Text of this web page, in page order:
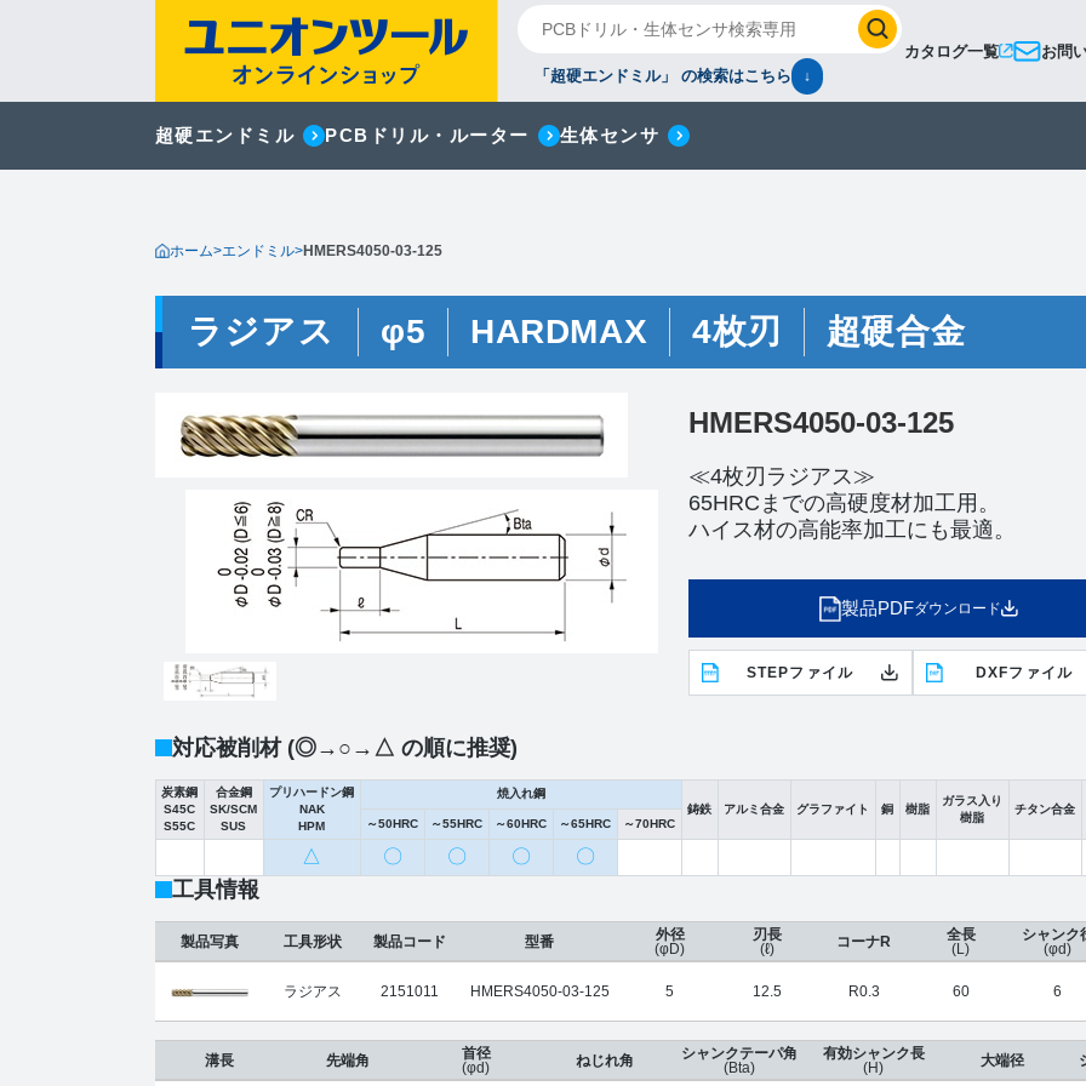
カタログ一覧
お問
「超硬エンドミル」 の検索はこちら
↓
超硬エンドミル PCBドリル・ルーター 生体センサ
ホーム>エンドミル>HMERS4050-03-125
ラジアス φ5 HARDMAX 4枚刃 超硬合金
HMERS4050-03-125
≪4枚刃ラジアス≫
65HRCまでの高硬度材加工用。
ハイス材の高能率加工にも最適。
製品PDFダウンロード
STEPファイル DXFファイル
対応被削材 (◎→○→△ の順に推奨)
炭素鋼
S45C
S55C
合金鋼
SK/SCM
SUS
プリハードン鋼
NAK
HPM
焼入れ鋼
鋳鉄
アルミ合金 グラファイト 銅 樹脂
ガラス入り
樹脂
チタン合金
～50HRC
～55HRC ～60HRC ～65HRC ～70HRC
△ 〇 〇 〇 〇
工具情報
製品写真 工具形状
ラジアス
製品コード
2151011
型番
HMERS4050-03-125
外径
(φD)
5
刃長
(ℓ)
12.5
コーナR
R0.3
全長
(L)
60
シャンク
(φd)
6
溝長 先端角
首径
(φd)
ねじれ角
シャンクテーパ角
(Bta)
有効シャンク長
(H)
大端径